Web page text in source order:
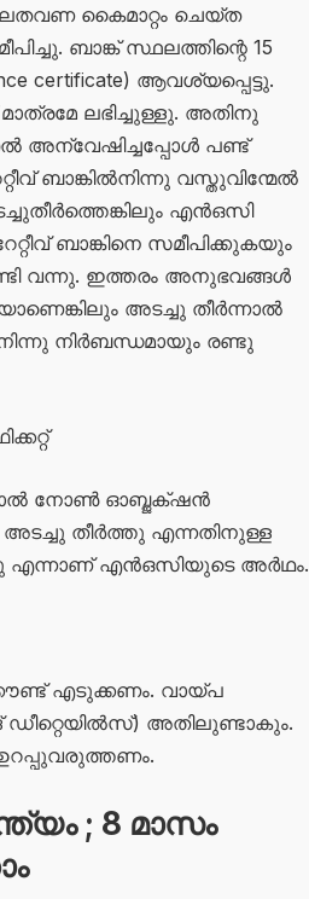
കൈമാറ്റം ചെയ്ത
ബാങ്ക് സ്ഥലത്തിന്റെ 15
certificate) ആവശ്യപ്പെട്ടു.
ലഭിച്ചുള്ളു. അതിനു
പണ്ട്
ബാങ്കിൽനിന്നു വസ്തുവിന്മേൽ
എൻഒസി
ബാങ്കിനെ സമീപിക്കുകയും
വന്നു. ഇത്തരം അനുഭവങ്ങൾ
അടച്ചു തീർന്നാൽ
നിർബന്ധമായും രണ്ടു
നോൺ ഓബ്ജക്‌ഷൻ
അടച്ചു തീർത്തു എന്നതിനുള്ള
എന്നാണ് എൻഒസിയുടെ അർഥം.
എടുക്കണം. വായ്പ
അതിലുണ്ടാകും.
; 8 മാസം